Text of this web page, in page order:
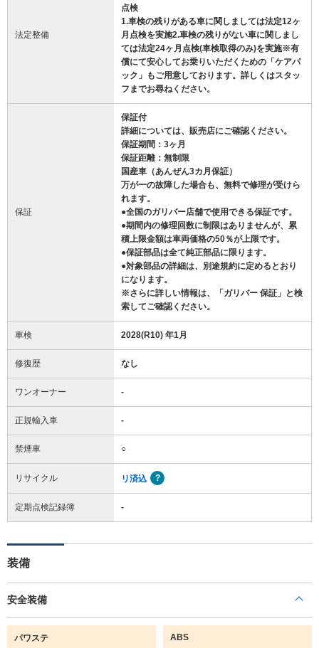
法定整備
点検
1.車検の残りがある車に関しましては法定12ヶ
月点検を実施2.車検の残りがない車に関しまし
ては法定24ヶ月点検(車検取得のみ)を実施※有
償にて安心してお乗りいただくための「ケアパ
ック」もご用意しております。詳しくはスタッ
フまでお尋ねください。
保証
保証付
詳細については、販売店にご確認ください。
保証期間：3ヶ月
保証距離：無制限
国産車（あんぜん3カ月保証）
万が一の故障した場合も、無料で修理が受けら
れます。
●全国のガリバー店舗で使用できる保証です。
●期間内の修理回数に制限はありませんが、累
積上限金額は車両価格の50％が上限です。
●保証部品は全て純正部品に限ります。
●対象部品の詳細は、別途規約に定めるとおり
になります。
※さらに詳しい情報は、「ガリバー 保証」と検
索してご確認ください。
車検 2028(R10) 年1月
修復歴 なし
ワンオーナー -
正規輸入車 -
禁煙車 ○
リサイクル リ済込
定期点検記録簿 -
装備
安全装備
パワステ ABS